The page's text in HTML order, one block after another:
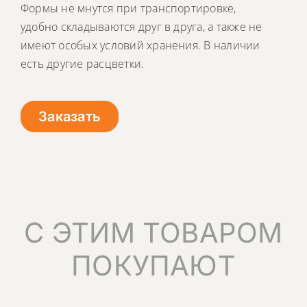
Формы не мнутся при транспортировке,
удобно складываются друг в друга, а также не
имеют особых условий хранения. В наличии
есть другие расцветки.
Заказать
С ЭТИМ ТОВАРОМ
ПОКУПАЮТ